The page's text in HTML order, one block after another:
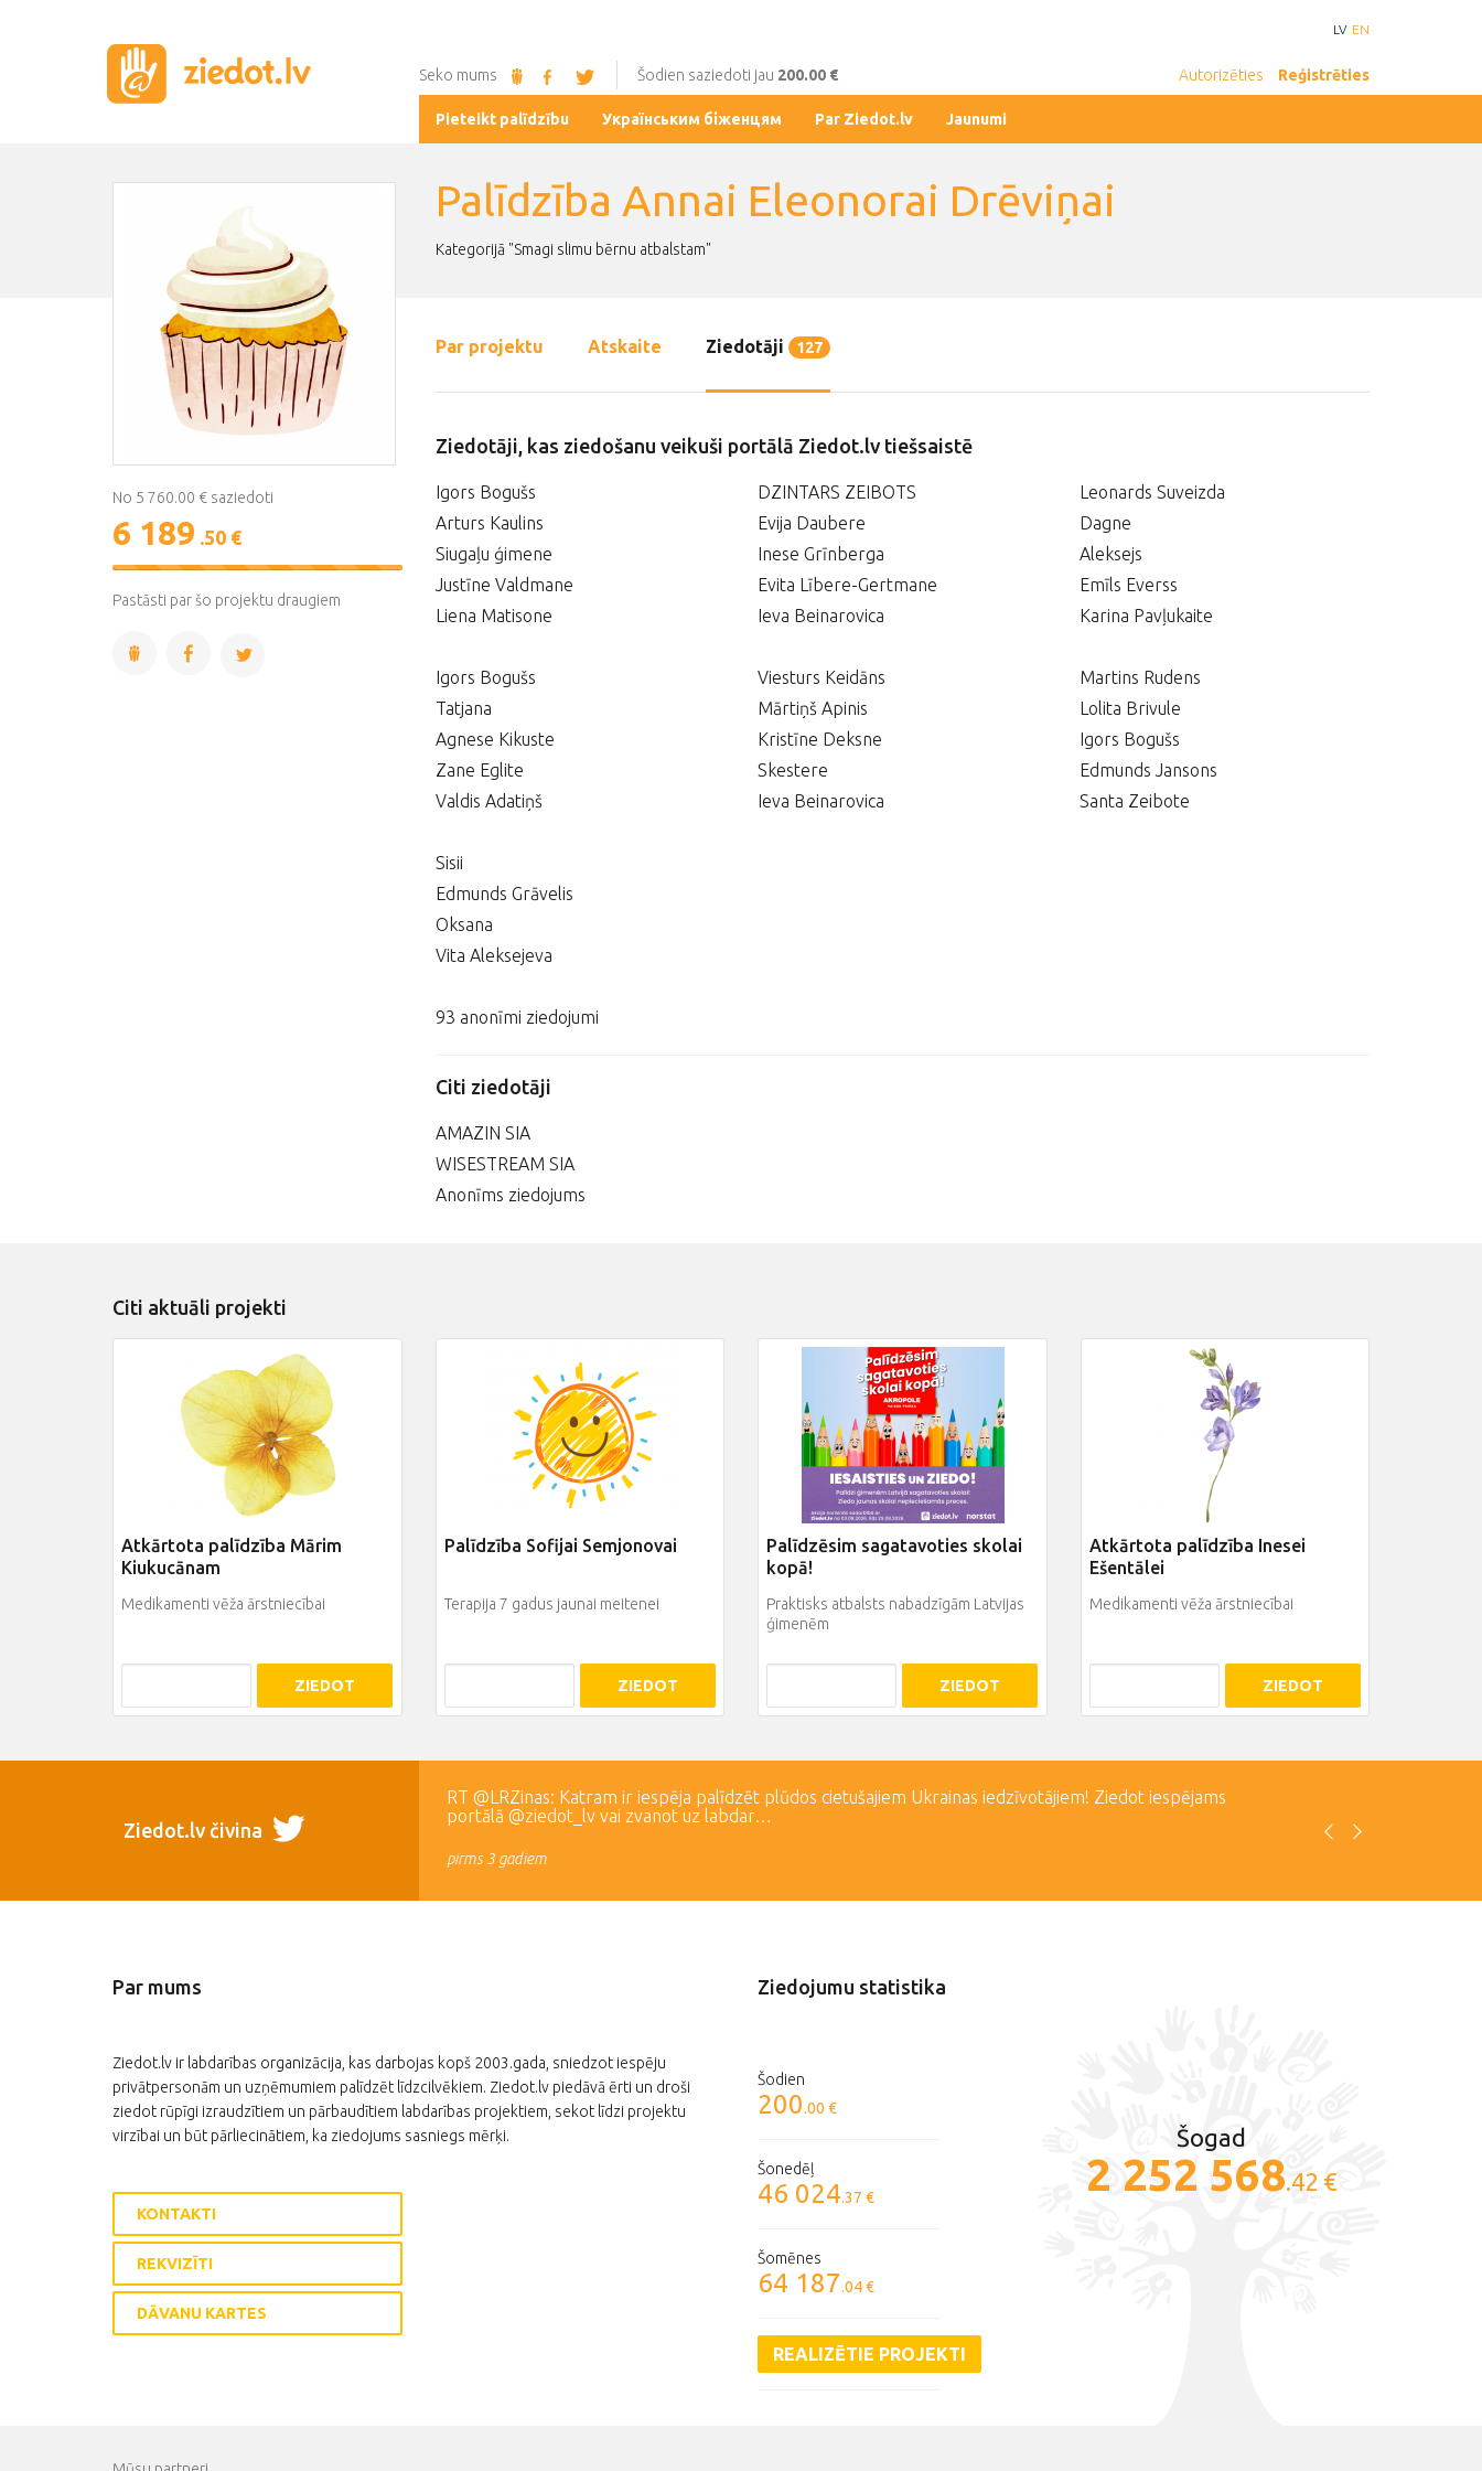
LV EN
Seko mums Šodien saziedoti jau 200.00 € Autorizēties Reģistrēties
Pieteikt palīdzību Українським біженцям Par Ziedot.lv Jaunumi
Palīdzība Annai Eleonorai Drēviņai
Kategorijā "Smagi slimu bērnu atbalstam"
No 5 760.00 € saziedoti
6 189 .50 €
107%
Complete
Pastāsti par šo projektu draugiem
Par projektu Atskaite Ziedotāji 127
Ziedotāji, kas ziedošanu veikuši portālā Ziedot.lv tiešsaistē
Igors Bogušs
Arturs Kaulins
Siugaļu ģimene
Justīne Valdmane
Liena Matisone
DZINTARS ZEIBOTS
Evija Daubere
Inese Grīnberga
Evita Lībere-Gertmane
Ieva Beinarovica
Leonards Suveizda
Dagne
Aleksejs
Emīls Everss
Karina Pavļukaite
Igors Bogušs
Tatjana
Agnese Kikuste
Zane Eglite
Valdis Adatiņš
Viesturs Keidāns
Mārtiņš Apinis
Kristīne Deksne
Skestere
Ieva Beinarovica
Martins Rudens
Lolita Brivule
Igors Bogušs
Edmunds Jansons
Santa Zeibote
Sisii
Edmunds Grāvelis
Oksana
Vita Aleksejeva
93 anonīmi ziedojumi
Citi ziedotāji
AMAZIN SIA
WISESTREAM SIA
Anonīms ziedojums
Citi aktuāli projekti
Atkārtota palīdzība Mārim
Kiukucānam
Medikamenti vēža ārstniecībai
ZIEDOT
Palīdzība Sofijai Semjonovai
Terapija 7 gadus jaunai meitenei
ZIEDOT
Palīdzēsim sagatavoties skolai
kopā!
Praktisks atbalsts nabadzīgām Latvijas
ģimenēm
ZIEDOT
Atkārtota palīdzība Inesei
Ešentālei
Medikamenti vēža ārstniecībai
ZIEDOT
Ziedot.lv čivina
RT @LRZinas: Katram ir iespēja palīdzēt plūdos cietušajiem Ukrainas iedzīvotājiem! Ziedot iespējams
portālā @ziedot_lv vai zvanot uz labdar…
pirms 3 gadiem
Par mums
Ziedot.lv ir labdarības organizācija, kas darbojas kopš 2003.gada, sniedzot iespēju
privātpersonām un uzņēmumiem palīdzēt līdzcilvēkiem. Ziedot.lv piedāvā ērti un droši
ziedot rūpīgi izraudzītiem un pārbaudītiem labdarības projektiem, sekot līdzi projektu
virzībai un būt pārliecinātiem, ka ziedojums sasniegs mērķi.
KONTAKTI
REKVIZĪTI
DĀVANU KARTES
Ziedojumu statistika
Šodien
200.00 €
Šonedēļ
46 024.37 €
Šomēnes
64 187.04 €
REALIZĒTIE PROJEKTI
Šogad
2 252 568.42 €